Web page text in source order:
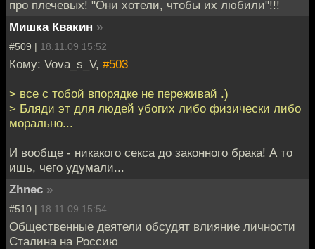
про плечевых! "Они хотели, чтобы их любили"!!!
Мишка Квакин »
#509 | 18.11.09 15:52
Кому: Vova_s_V, #503
> все с тобой впорядке не переживай .)
> Бляди эт для людей убогих либо физически либо
морально...
И вообще - никакого секса до законного брака! А то
ишь, чего удумали...
Zhnec »
#510 | 18.11.09 15:54
Общественные деятели обсудят влияние личности
Сталина на Россию